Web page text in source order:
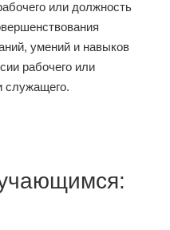
или должность
умений и навыков
рабочего или
служащего.